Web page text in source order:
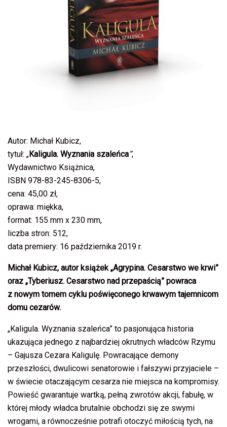
Autor: Michał Kubicz,
tytuł: „Kaligula. Wyznania szaleńca”,
Wydawnictwo Książnica,
ISBN 978-83-245-8306-5,
cena: 45,00 zł,
oprawa: miękka,
format: 155 mm x 230 mm,
liczba stron: 512,
data premiery: 16 października 2019 r.
Michał Kubicz, autor książek „Agrypina. Cesarstwo we krwi”
oraz „Tyberiusz. Cesarstwo nad przepaścią” powraca
z nowym tomem cyklu poświęconego krwawym tajemnicom
domu cezarów.
„Kaligula. Wyznania szaleńca” to pasjonująca historia
ukazująca jednego z najbardziej okrutnych władców Rzymu
– Gajusza Cezara Kaligulę. Powracające demony
przeszłości, dwulicowi senatorowie i fałszywi przyjaciele –
w świecie otaczającym cesarza nie miejsca na kompromisy.
Powieść gwarantuje wartką, pełną zwrotów akcji, fabułę, w
której młody władca brutalnie obchodzi się ze swymi
wrogami, a równocześnie potrafi otoczyć miłością tych, na